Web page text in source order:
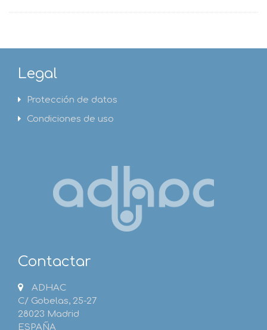
Legal
Protección de datos
Condiciones de uso
Contactar
ADHAC
C/ Gobelas, 25-27
28023 Madrid
ESPAÑA